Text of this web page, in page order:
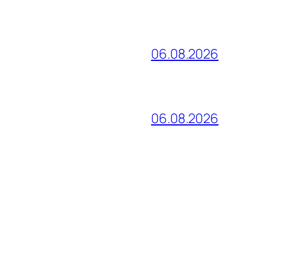
06.08.2026
06.08.2026